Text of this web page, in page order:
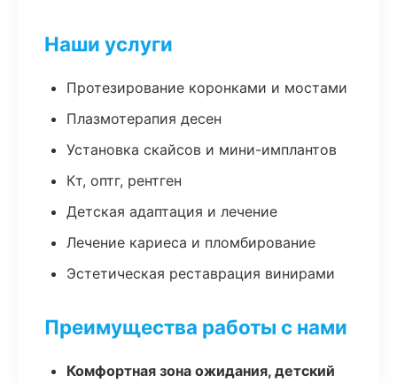
Наши услуги
Протезирование коронками и мостами
Плазмотерапия десен
Установка скайсов и мини-имплантов
Кт, оптг, рентген
Детская адаптация и лечение
Лечение кариеса и пломбирование
Эстетическая реставрация винирами
Преимущества работы с нами
Комфортная зона ожидания, детский